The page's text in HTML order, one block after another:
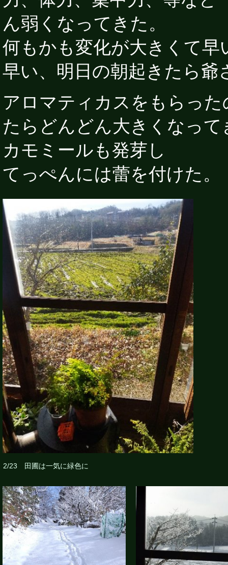
ん弱くなってきた。
何もかも変化が大きくて
早い、明日の朝起きたら
アロマティカスをもらっ
たらどんどん大きくなっ
カモミールも発芽し
てっぺんには蕾を付けた。
2/23 田圃は一気に緑色に